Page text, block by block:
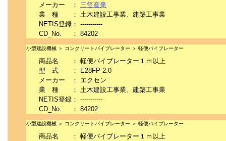
メーカー
： 三笠産業
業 種
： 土木建設工事業、建築工事業
NETIS登録 ： -----------
CD_No.
： 84202
小型建設機械 ＞ コンクリートバイブレーター ＞ 軽便バイブレーター
商品名 ： 軽便バイブレーター１ｍ以上
型 式
：
E28FP 2.0
メーカー
： エクセン
業 種
： 土木建設工事業、建築工事業
NETIS登録 ： -----------
CD_No.
： 84202
小型建設機械 ＞ コンクリートバイブレーター ＞ 軽便バイブレーター
商品名 ： 軽便バイブレーター１ｍ以上